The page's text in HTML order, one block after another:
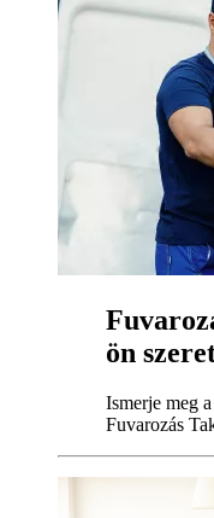
ön
Ismerje meg
Fuvarozás